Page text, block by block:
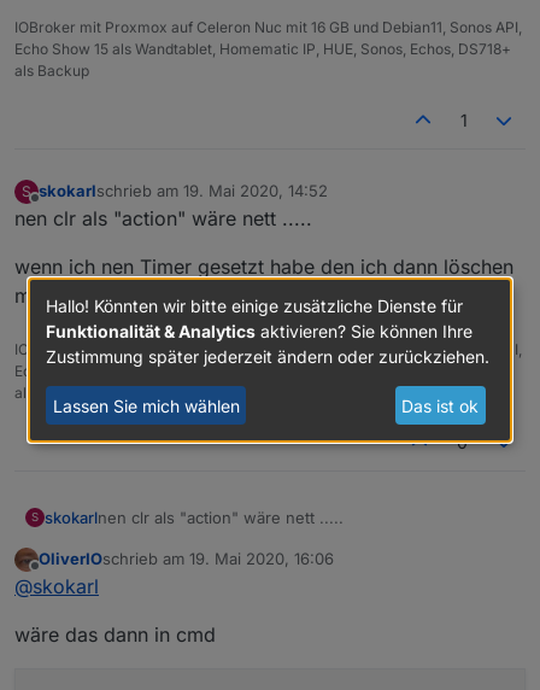
hinzugefügt
die Berechnung der Kreise in countdown circle
wurden bei 0 werten korrigiert
IOBroker mit Proxmox auf Celeron Nuc mit 16 GB und Debian11, Sonos API,
Echo Show 15 als Wandtablet, Homematic IP, HUE, Sonos, Echos, DS718+
als Backup
1
S
Offline
skokarlschrieb am 19. Mai 2020, 14:52
zuletzt editiert von
nen clr als "action" wäre nett .....
wenn ich nen Timer gesetzt habe den ich dann löschen
möchte ( vor dem Start ) ....
IOBroker mit Proxmox auf Celeron Nuc mit 16 GB und Debian11, Sonos API,
Echo Show 15 als Wandtablet, Homematic IP, HUE, Sonos, Echos, DS718+
als Backup
0
S skokarlnen clr als "action" wäre nett .....
wenn ich nen Timer gesetzt habe den ich dann
Offline
OliverIOschrieb am 19. Mai 2020, 16:06
zuletzt editiert von
@skokarl
wäre das dann in cmd
Hallo! Könnten wir bitte einige zusätzliche Dienste für
Funktionalität & Analytics aktivieren? Sie können Ihre
Zustimmung später jederzeit ändern oder zurückziehen.
Lassen Sie mich wählen Das ist ok